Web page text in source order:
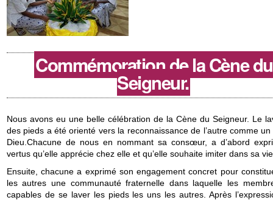
Commémoration de la Cène du
Seigneur.
Nous avons eu une belle célébration de la Cène du Seigneur. Le
des pieds a été orienté vers la reconnaissance de l’autre comme
Dieu.Chacune de nous en nommant sa consœur, a d’abord
vertus qu’elle apprécie chez elle et qu’elle souhaite imiter dans sa
Ensuite, chacune a exprimé son engagement concret pour
les autres une communauté fraternelle dans laquelle les
capables de se laver les pieds les uns les autres. Après